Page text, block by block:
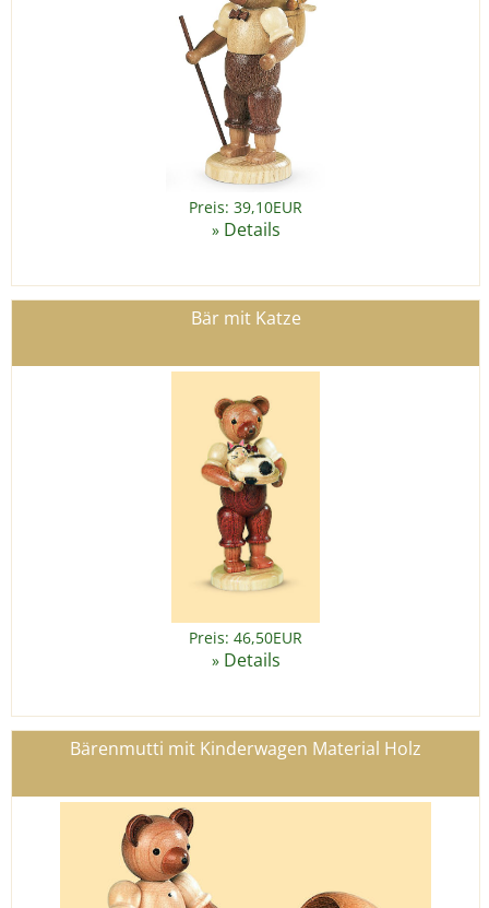
Preis: 39,10EUR
» Details
Bär mit Katze
Preis: 46,50EUR
» Details
Bärenmutti mit Kinderwagen Material Holz